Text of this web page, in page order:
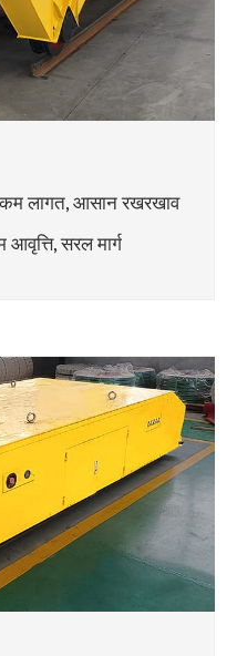
लागत, आसान रखरखाव
सरल मार्ग